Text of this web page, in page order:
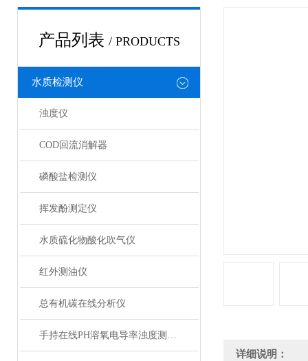
产品列表 / PRODUCTS
水质检测仪
浊度仪
COD回流消解器
磷酸盐检测仪
挥发酚测定仪
水质硫化物酸化吹气仪
红外测油仪
总有机碳在线分析仪
手持在线PH溶氧电导率浊度测定仪
详细说明：